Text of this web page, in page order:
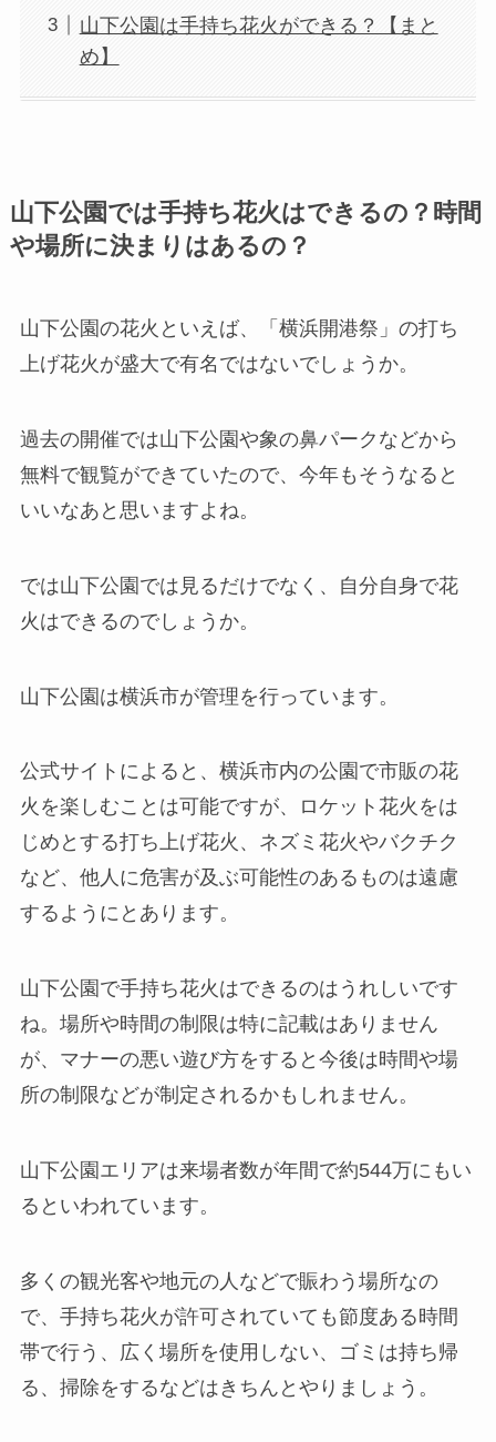
山下公園は手持ち花火ができる？【まと
め】
山下公園では手持ち花火はできるの？時間
や場所に決まりはあるの？
山下公園の花火といえば、「横浜開港祭」の打ち
上げ花火が盛大で有名ではないでしょうか。
過去の開催では山下公園や象の鼻パークなどから
無料で観覧ができていたので、今年もそうなると
いいなあと思いますよね。
では山下公園では見るだけでなく、自分自身で花
火はできるのでしょうか。
山下公園は横浜市が管理を行っています。
公式サイトによると、 横浜市内の公園で市販の花
火を楽しむことは可能ですが、ロケット花火をは
じめとする打ち上げ花火、ネズミ花火やバクチク
など、他人に危害が及ぶ可能性のあるものは遠慮
するようにとあります。
山下公園で手持ち花火はできるのはうれしいです
ね。場所や時間の制限は特に記載はありません
が、マナーの悪い遊び方をすると今後は時間や場
所の制限などが制定されるかもしれません。
山下公園エリアは来場者数が年間で約544万にもい
るといわれています。
多くの観光客や地元の人などで賑わう場所なの
で、手持ち花火が許可されていても節度ある時間
帯で行う、広く場所を使用しない、ゴミは持ち帰
る、掃除をするなどはきちんとやりましょう。